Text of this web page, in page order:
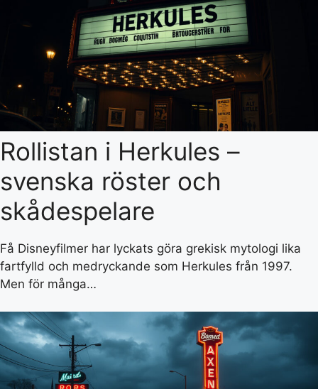
Rollistan i Herkules –
svenska röster och
skådespelare
Få Disneyfilmer har lyckats göra grekisk mytologi lika
fartfylld och medryckande som Herkules från 1997.
Men för många…